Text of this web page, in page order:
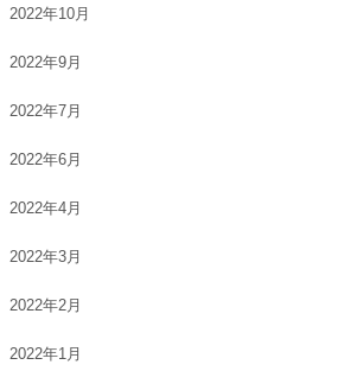
2022年10月
2022年9月
2022年7月
2022年6月
2022年4月
2022年3月
2022年2月
2022年1月